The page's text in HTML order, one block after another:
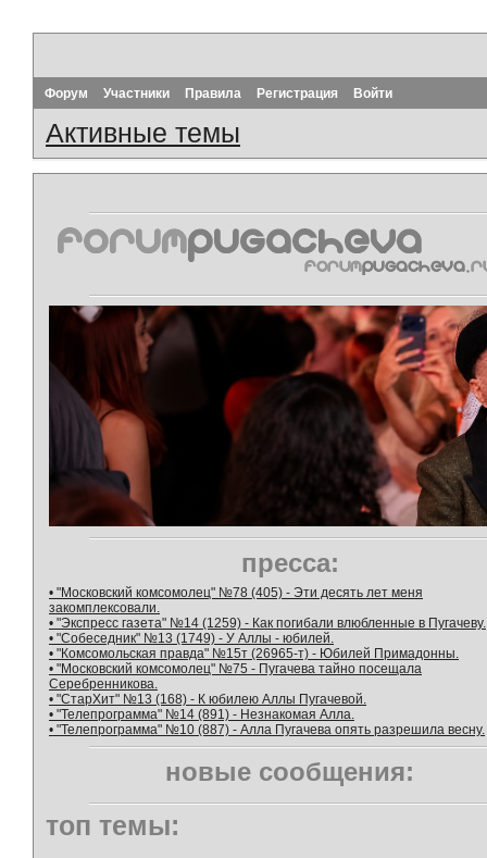
Форум Участники Правила Регистрация Войти
Активные темы
пресса:
• "Московский комсомолец" №78 (405) - Эти десять лет меня
закомплексовали.
• "Экспресс газета" №14 (1259) - Как погибали влюбленные в Пугачеву.
• "Собеседник" №13 (1749) - У Аллы - юбилей.
• "Комсомольская правда" №15т (26965-т) - Юбилей Примадонны.
• "Московский комсомолец" №75 - Пугачева тайно посещала
Серебренникова.
• "СтарХит" №13 (168) - К юбилею Аллы Пугачевой.
• "Телепрограмма" №14 (891) - Незнакомая Алла.
• "Телепрограмма" №10 (887) - Алла Пугачева опять разрешила весну.
новые сообщения:
топ темы: